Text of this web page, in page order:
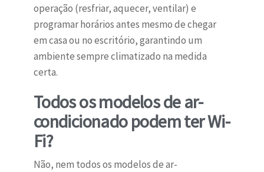
operação (resfriar, aquecer, ventilar) e
programar horários antes mesmo de chegar
em casa ou no escritório, garantindo um
ambiente sempre climatizado na medida
certa.
Todos os modelos de ar-
condicionado podem ter Wi-
Fi?
Não, nem todos os modelos de ar-